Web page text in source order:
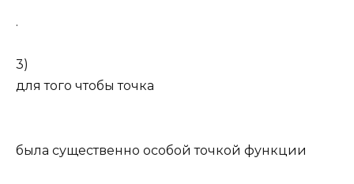
.
3)
для того чтобы точка
была существенно особой точкой функции